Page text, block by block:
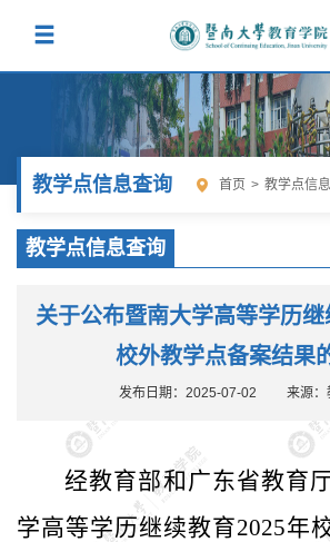
教学点信息查询 首页 > 教学点信
教学点信息查询
关于公布暨南大学高等学历
校外教学点备案结果
发布日期：2025-07-02 来源：
经教育部和广东省教育
学高等学历继续教育2025年